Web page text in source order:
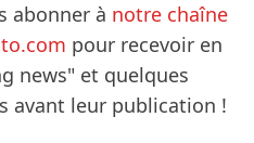
abonner à notre chaîne
pour recevoir en
news" et quelques
avant leur publication !